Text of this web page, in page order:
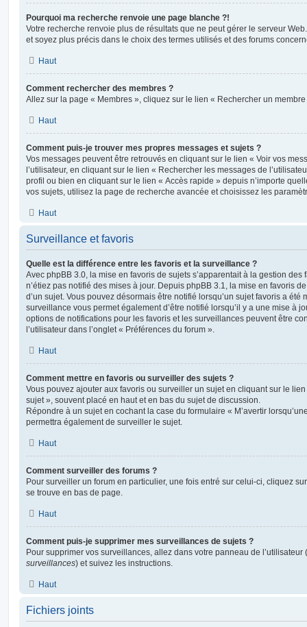
Pourquoi ma recherche renvoie une page blanche ?!
Votre recherche renvoie plus de résultats que ne peut gérer le serveur
et soyez plus précis dans le choix des termes utilisés et des forums
Haut
Comment rechercher des membres ?
Allez sur la page « Membres », cliquez sur le lien « Rechercher un membre
Haut
Comment puis-je trouver mes propres messages et sujets ?
Vos messages peuvent être retrouvés en cliquant sur le lien « Voir vos
l’utilisateur, en cliquant sur le lien « Rechercher les messages de
profil ou bien en cliquant sur le lien « Accès rapide » depuis n’importe
vos sujets, utilisez la page de recherche avancée et choisissez les
Haut
Surveillance et favoris
Quelle est la différence entre les favoris et la surveillance ?
Avec phpBB 3.0, la mise en favoris de sujets s’apparentait à la gestion des
n’étiez pas notifié des mises à jour. Depuis phpBB 3.1, la mise en favoris
d’un sujet. Vous pouvez désormais être notifié lorsqu’un sujet favoris a été
surveillance vous permet également d’être notifié lorsqu’il y a une mise à
options de notifications pour les favoris et les surveillances peuvent être
l’utilisateur dans l’onglet « Préférences du forum ».
Haut
Comment mettre en favoris ou surveiller des sujets ?
Vous pouvez ajouter aux favoris ou surveiller un sujet en cliquant sur le
sujet », souvent placé en haut et en bas du sujet de discussion.
Répondre à un sujet en cochant la case du formulaire « M’avertir
permettra également de surveiller le sujet.
Haut
Comment surveiller des forums ?
Pour surveiller un forum en particulier, une fois entré sur celui-ci, cliquez
se trouve en bas de page.
Haut
Comment puis-je supprimer mes surveillances de sujets ?
Pour supprimer vos surveillances, allez dans votre panneau de l’utilisateur
surveillances) et suivez les instructions.
Haut
Fichiers joints